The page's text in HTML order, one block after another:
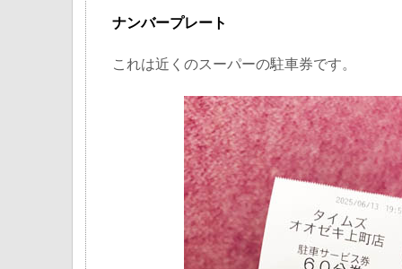
ナンバープレート
これは近くのスーパーの駐車券です。